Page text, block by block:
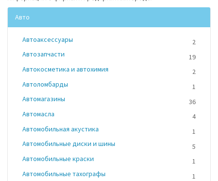
Авто
Автоаксессуары
2
Автозапчасти
19
Автокосметика и автохимия
2
Автоломбарды
1
Автомагазины
36
Автомасла
4
Автомобильная акустика
1
Автомобильные диски и шины
5
Автомобильные краски
1
Автомобильные тахографы
1